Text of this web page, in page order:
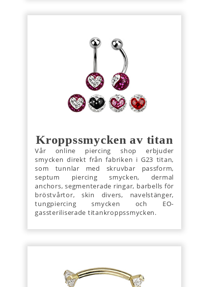
Kroppssmycken av titan
Vår online piercing shop erbjuder
smycken direkt från fabriken i G23 titan,
som tunnlar med skruvbar passform,
septum piercing smycken, dermal
anchors, segmenterade ringar, barbells för
bröstvårtor, skin divers, navelstänger,
tungpiercing smycken och EO-
gassteriliserade titankroppssmycken.